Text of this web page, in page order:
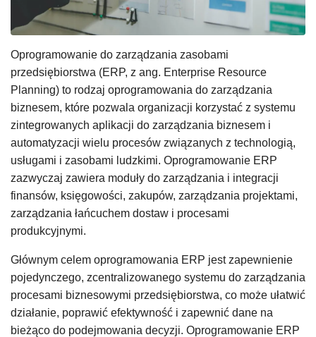
Oprogramowanie do zarządzania zasobami
przedsiębiorstwa (ERP, z ang. Enterprise Resource
Planning) to rodzaj oprogramowania do zarządzania
biznesem, które pozwala organizacji korzystać z systemu
zintegrowanych aplikacji do zarządzania biznesem i
automatyzacji wielu procesów związanych z technologią,
usługami i zasobami ludzkimi. Oprogramowanie ERP
zazwyczaj zawiera moduły do zarządzania i integracji
finansów, księgowości, zakupów, zarządzania projektami,
zarządzania łańcuchem dostaw i procesami
produkcyjnymi.
Głównym celem oprogramowania ERP jest zapewnienie
pojedynczego, zcentralizowanego systemu do zarządzania
procesami biznesowymi przedsiębiorstwa, co może ułatwić
działanie, poprawić efektywność i zapewnić dane na
bieżąco do podejmowania decyzji. Oprogramowanie ERP